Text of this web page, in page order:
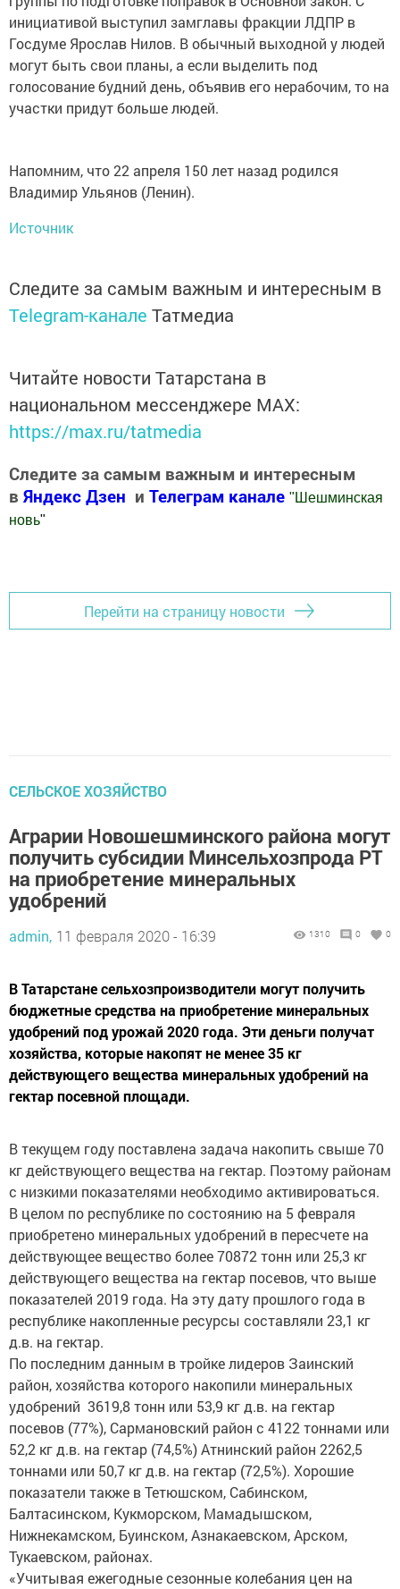
инициативой выступил замглавы фракции ЛДПР в
Госдуме Ярослав Нилов. В обычный выходной у людей
могут быть свои планы, а если выделить под
голосование будний день, объявив его нерабочим, то на
участки придут больше людей.
Напомним, что 22 апреля 150 лет назад родился
Владимир Ульянов (Ленин).
Источник
Следите за самым важным и интересным в
Telegram-канале Татмедиа
Читайте новости Татарстана в
национальном мессенджере MАХ:
https://max.ru/tatmedia
Следите за самым важным и интересным
в Яндекс Дзен и Телеграм канале "Шешминская
новь"
Перейти на страницу новости
СЕЛЬСКОЕ ХОЗЯЙСТВО
Аграрии Новошешминского района могут
получить субсидии Минсельхозпрода РТ
на приобретение минеральных
удобрений
admin, 11 февраля 2020 - 16:39 1310 0 0
В Татарстане сельхозпроизводители могут получить
бюджетные средства на приобретение минеральных
удобрений под урожай 2020 года. Эти деньги получат
хозяйства, которые накопят не менее 35 кг
действующего вещества минеральных удобрений на
гектар посевной площади.
В текущем году поставлена задача накопить свыше 70
кг действующего вещества на гектар. Поэтому районам
с низкими показателями необходимо активироваться.
В целом по республике по состоянию на 5 февраля
приобретено минеральных удобрений в пересчете на
действующее вещество более 70872 тонн или 25,3 кг
действующего вещества на гектар посевов, что выше
показателей 2019 года. На эту дату прошлого года в
республике накопленные ресурсы составляли 23,1 кг
д.в. на гектар.
По последним данным в тройке лидеров Заинский
район, хозяйства которого накопили минеральных
удобрений 3619,8 тонн или 53,9 кг д.в. на гектар
посевов (77%), Сармановский район с 4122 тоннами или
52,2 кг д.в. на гектар (74,5%) Атнинский район 2262,5
тоннами или 50,7 кг д.в. на гектар (72,5%). Хорошие
показатели также в Тетюшском, Сабинском,
Балтасинском, Кукморском, Мамадышском,
Нижнекамском, Буинском, Азнакаевском, Арском,
Тукаевском, районах.
«Учитывая ежегодные сезонные колебания цен на